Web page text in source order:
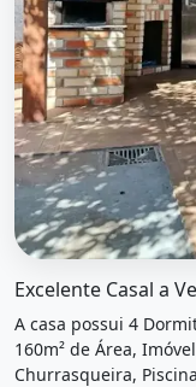
A casa possui 4
160m² de Área,
Churrasqueira,